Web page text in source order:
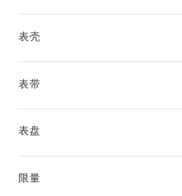
表壳
表带
表盘
限量